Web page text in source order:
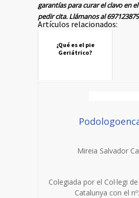
garantías para curar el clavo en
pedir cita. Llámanos al 697123879
Artículos relacionados:
¿Qué es el pie
Geriátrico?
Mireia Salvador
Colegiada por el Col·legi
Catalunya con el